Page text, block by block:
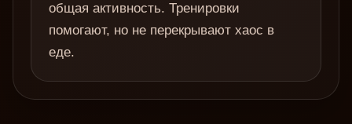
общая активность. Тренировки
помогают, но не перекрывают хаос в
еде.